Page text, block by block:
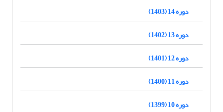
دوره 14 (1403)
دوره 13 (1402)
دوره 12 (1401)
دوره 11 (1400)
دوره 10 (1399)